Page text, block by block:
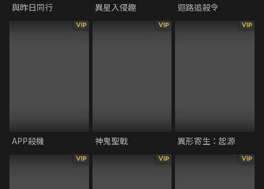
與昨日同行 異星入侵趣 迴路追殺令
VIP
APP殺機
VIP
神鬼聖戰
VIP
異形寄生：起源
VIP VIP VIP